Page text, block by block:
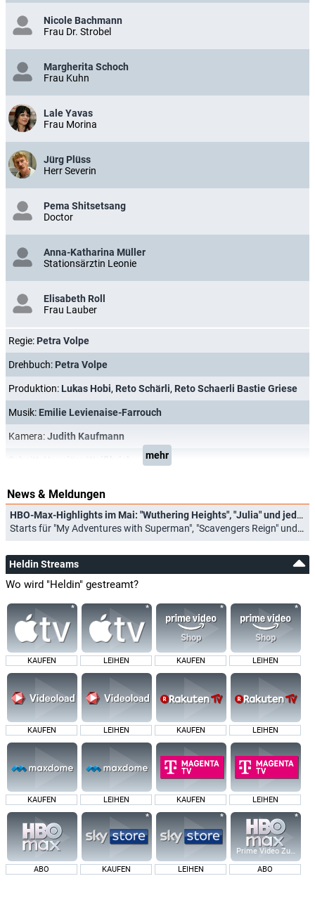
Nicole Bachmann
Frau Dr. Strobel
Margherita Schoch
Frau Kuhn
Lale Yavas
Frau Morina
Jürg Plüss
Herr Severin
Pema Shitsetsang
Doctor
Anna-Katharina Müller
Stationsärztin Leonie
Elisabeth Roll
Frau Lauber
Regie: Petra Volpe
Drehbuch: Petra Volpe
Produktion: Lukas Hobi, Reto Schärli, Reto Schaerli Bastie Griese
Musik: Emilie Levienaise-Farrouch
Kamera:Judith Kaufmann
mehr
News & Meldungen
HBO-Max-Highlights im Mai: "Wuthering Heights", "Julia" und jede Menge gute Animationsserien
Starts für "My Adventures with Superman", "Scavengers Reign" und neue "Rick and Morty"-Staffel (01.05.2026)
Heldin Streams
Wo wird "Heldin" gestreamt?
KAUFEN LEIHEN KAUFEN LEIHEN
KAUFEN LEIHEN KAUFEN LEIHEN
KAUFEN LEIHEN KAUFEN LEIHEN
ABO KAUFEN LEIHEN
Prime Video Zusatz-
ABO